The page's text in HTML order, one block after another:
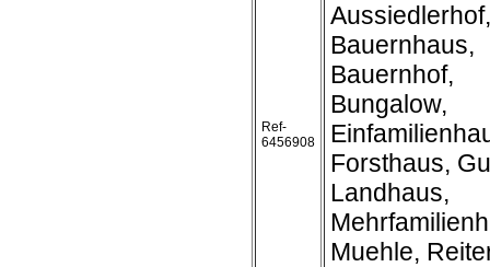
Ref-
6456908
Aussiedlerhof,
Bauernhaus,
Bauernhof,
Bungalow,
Forsthaus,
Landhaus,
Muehle,